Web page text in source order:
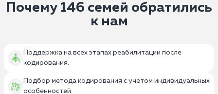
Почему 146 семей обратились
к нам
Поддержка на всех этапах реабилитации после
кодирования.
Подбор метода кодирования с учетом индивидуальных
особенностей.